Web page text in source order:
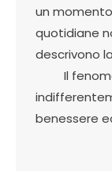
un
quotidiane
descrivono
Il
benessere